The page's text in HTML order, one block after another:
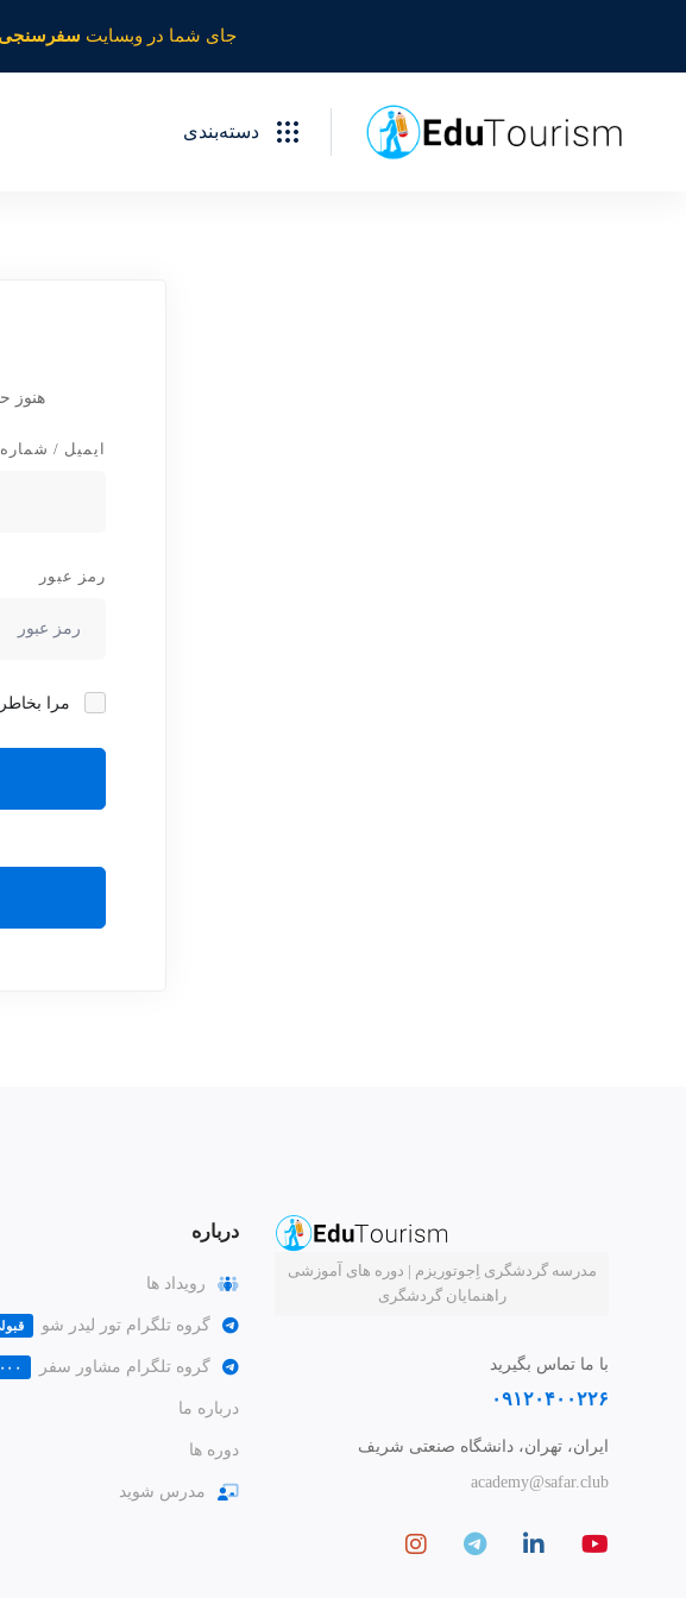
جای شما در وبسایت سفرسنجی
دسته‌بندی
هنوز
ایمیل /
رمز عبور
مرا
مدرسه گردشگری اِجوتوریزم | دوره های آموزشی
راهنمایان گردشگری
با ما تماس بگیرید
۰۹۱۲۰۴۰۰۲۲۶
ایران، تهران، دانشگاه صنعتی شریف
academy@safar.club
درباره
رویداد ها
گروه تلگرام تور لیدر شو
گروه تلگرام مشاور سفر ۵۰۰۰
درباره ما
دوره ها
مدرس شوید